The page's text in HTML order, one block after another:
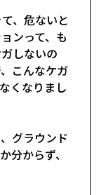
、危ないと
ンって、も
しないの
こんなケガ
くなりまし
グラウンド
分からず、